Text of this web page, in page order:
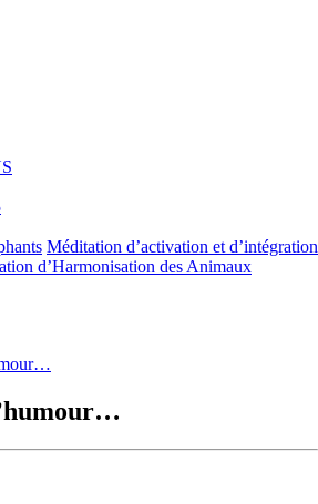
Méditation d’activation et d’intégration
d’Harmonisation des Animaux